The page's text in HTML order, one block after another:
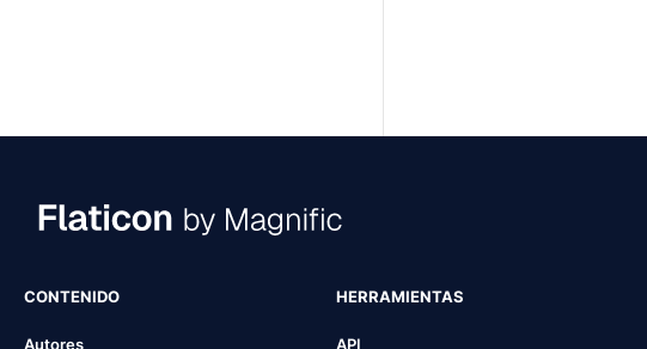
CONTENIDO
Autores
HERRAMIENTAS
API